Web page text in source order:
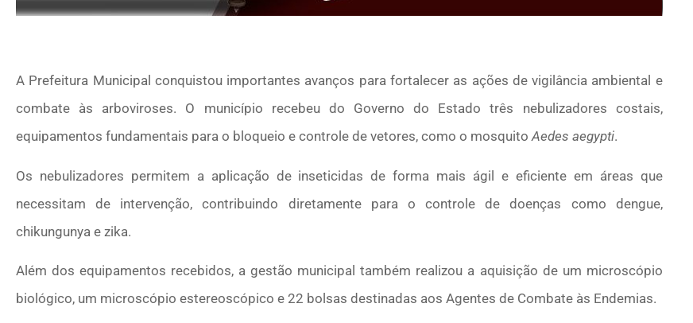
A Prefeitura Municipal conquistou importantes avanços para fortalecer as ações de vigilância ambiental e
combate às arboviroses. O município recebeu do Governo do Estado três nebulizadores costais,
equipamentos fundamentais para o bloqueio e controle de vetores, como o mosquitoAedes aegypti.
Os nebulizadores permitem a aplicação de inseticidas de forma mais ágil e eficiente em áreas que
necessitam de intervenção, contribuindo diretamente para o controle de doenças como dengue,
chikungunya e zika.
Além dos equipamentos recebidos, a gestão municipal também realizou a aquisição de um microscópio
biológico, um microscópio estereoscópico e 22 bolsas destinadas aos Agentes de Combate às Endemias.